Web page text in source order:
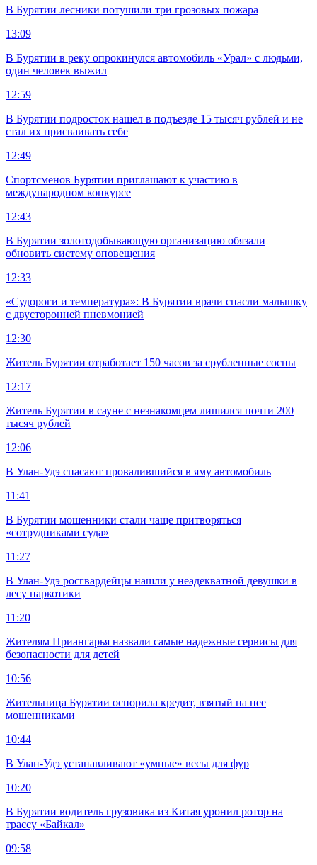
В Бурятии лесники потушили три грозовых пожара
13:09
В Бурятии в реку опрокинулся автомобиль «Урал» с людьми,
один человек выжил
12:59
В Бурятии подросток нашел в подъезде 15 тысяч рублей и не
стал их присваивать себе
12:49
Спортсменов Бурятии приглашают к участию в
международном конкурсе
12:43
В Бурятии золотодобывающую организацию обязали
обновить систему оповещения
12:33
«Судороги и температура»: В Бурятии врачи спасли малышку
с двусторонней пневмонией
12:30
Житель Бурятии отработает 150 часов за срубленные сосны
12:17
Житель Бурятии в сауне с незнакомцем лишился почти 200
тысяч рублей
12:06
В Улан-Удэ спасают провалившийся в яму автомобиль
11:41
В Бурятии мошенники стали чаще притворяться
«сотрудниками суда»
11:27
В Улан-Удэ росгвардейцы нашли у неадекватной девушки в
лесу наркотики
11:20
Жителям Приангарья назвали самые надежные сервисы для
безопасности для детей
10:56
Жительница Бурятии оспорила кредит, взятый на нее
мошенниками
10:44
В Улан-Удэ устанавливают «умные» весы для фур
10:20
В Бурятии водитель грузовика из Китая уронил ротор на
трассу «Байкал»
09:58